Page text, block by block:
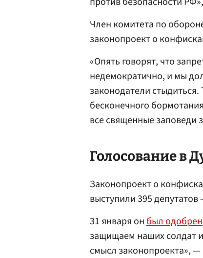
Член комитета по
законопроект о
«Опять говорят, что
недемократично, и мы
законодатели
бесконечного
все священные заповеди
Голосование в
Законопроект о
выступили 395
31 января онбыл одобрен
защищаем наших солдат
смысл законопроекта»,